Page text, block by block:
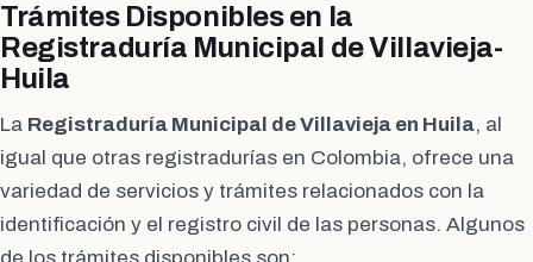
Trámites Disponibles en la
Registraduría Municipal de Villavieja-
Huila
La Registraduría Municipal de Villavieja en Huila, al
igual que otras registradurías en Colombia, ofrece una
variedad de servicios y trámites relacionados con la
identificación y el registro civil de las personas. Algunos